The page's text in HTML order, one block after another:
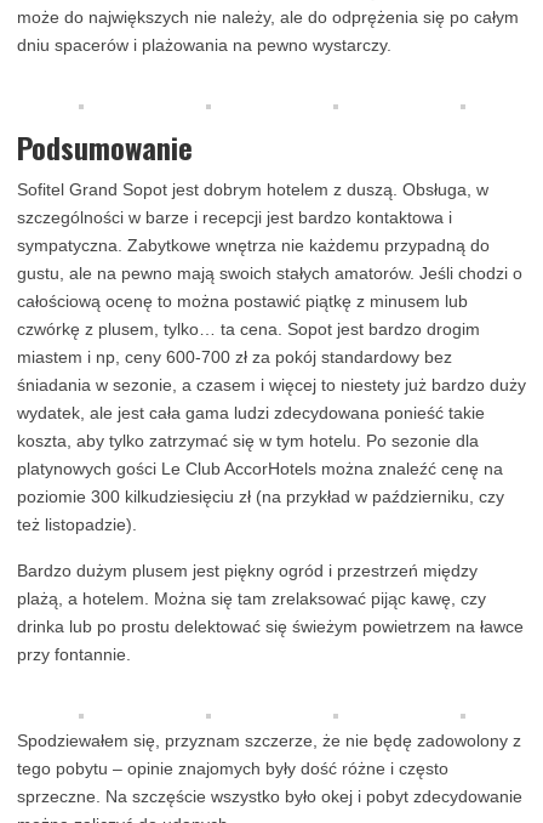
może do największych nie należy, ale do odprężenia się po całym
dniu spacerów i plażowania na pewno wystarczy.
Podsumowanie
Sofitel Grand Sopot jest dobrym hotelem z duszą. Obsługa, w
szczególności w barze i recepcji jest bardzo kontaktowa i
sympatyczna. Zabytkowe wnętrza nie każdemu przypadną do
gustu, ale na pewno mają swoich stałych amatorów. Jeśli chodzi o
całościową ocenę to można postawić piątkę z minusem lub
czwórkę z plusem, tylko… ta cena. Sopot jest bardzo drogim
miastem i np, ceny 600-700 zł za pokój standardowy bez
śniadania w sezonie, a czasem i więcej to niestety już bardzo duży
wydatek, ale jest cała gama ludzi zdecydowana ponieść takie
koszta, aby tylko zatrzymać się w tym hotelu. Po sezonie dla
platynowych gości Le Club AccorHotels można znaleźć cenę na
poziomie 300 kilkudziesięciu zł (na przykład w październiku, czy
też listopadzie).
Bardzo dużym plusem jest piękny ogród i przestrzeń między
plażą, a hotelem. Można się tam zrelaksować pijąc kawę, czy
drinka lub po prostu delektować się świeżym powietrzem na ławce
przy fontannie.
Spodziewałem się, przyznam szczerze, że nie będę zadowolony z
tego pobytu – opinie znajomych były dość różne i często
sprzeczne. Na szczęście wszystko było okej i pobyt zdecydowanie